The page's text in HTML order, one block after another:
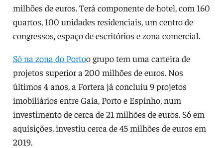
milhões de euros. Terá componente de hotel, com 160
quartos, 100 unidades residenciais, um centro de
congressos, espaço de escritórios e zona comercial.
Só na zona do Portoo grupo tem uma carteira de
projetos superior a 200 milhões de euros. Nos
últimos 4 anos, a Fortera já concluiu 9 projetos
imobiliários entre Gaia, Porto e Espinho, num
investimento de cerca de 21 milhões de euros. Só em
aquisições, investiu cerca de 45 milhões de euros em
2019.